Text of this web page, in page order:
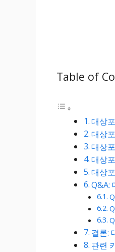
Table of
대상
대상
대상
대상
대상
Q&A:
결론:
관련